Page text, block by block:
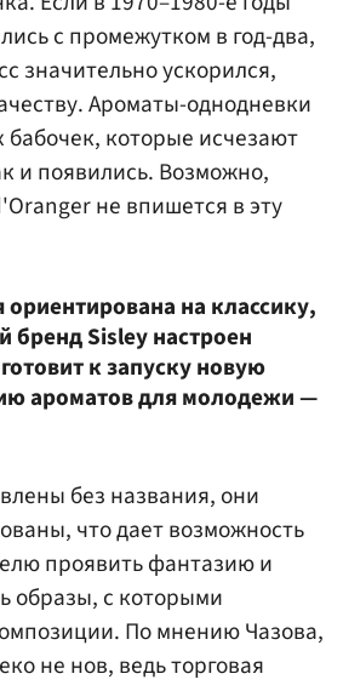
с промежутком в год-два,
значительно ускорился,
Ароматы-однодневки
бабочек, которые исчезают
и появились. Возможно,
не впишется в эту
на классику,
бренд Sisley настроен
к запуску новую
ароматов для молодежи —
без названия, они
что дает возможность
проявить фантазию и
образы, с которыми
По мнению Чазова,
не нов, ведь торговая